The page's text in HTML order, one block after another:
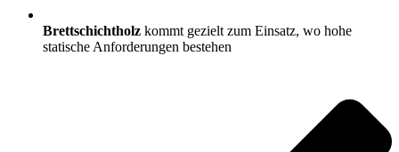
Brettschichtholz kommt gezielt zum Einsatz, wo hohe
statische Anforderungen bestehen